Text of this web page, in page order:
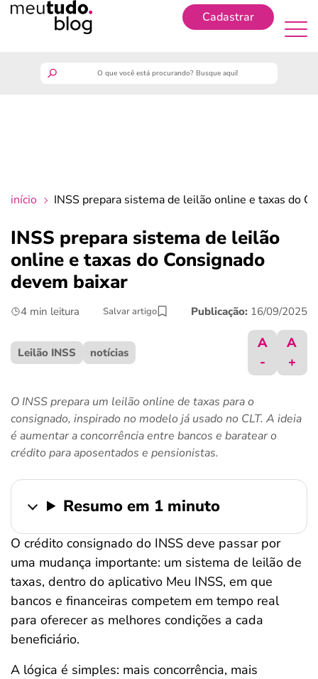
Cadastrar
crédito fácil
início INSS prepara sistema de leilão online e taxas do
INSS prepara sistema de leilão
online e taxas do Consignado
devem baixar
4 min leitura Salvar artigo Publicação: 16/09/2025
Leilão INSS notícias
A
-
A
+
O INSS prepara um leilão online de taxas para o
consignado, inspirado no modelo já usado no CLT. A ideia
é aumentar a concorrência entre bancos e baratear o
crédito para aposentados e pensionistas.
Resumo em 1 minuto
O crédito consignado do INSS deve passar por
uma mudança importante: um sistema de leilão de
taxas, dentro do aplicativo Meu INSS, em que
bancos e financeiras competem em tempo real
para oferecer as melhores condições a cada
beneficiário.
A lógica é simples: mais concorrência, mais